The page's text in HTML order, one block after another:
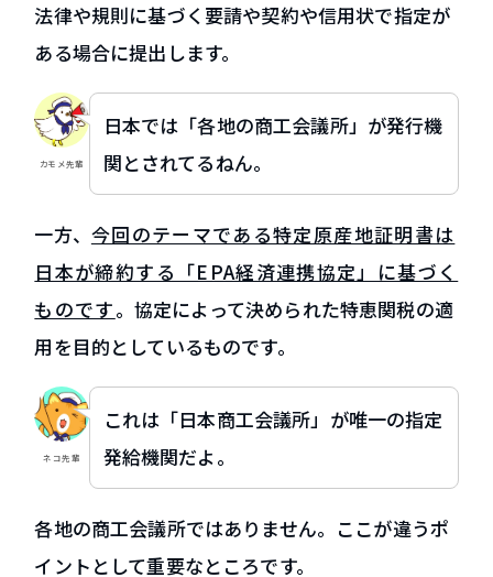
法律や規則に基づく要請や契約や信用状で指定が
ある場合に提出します。
カモメ先輩
日本では「各地の商工会議所」が発行機
関とされてるねん。
一方、 今回のテーマである特定原産地証明書は
日本が締約する「EPA経済連携協定」に基づく
ものです。協定によって決められた特恵関税の適
用を目的としているものです。
ネコ先輩
これは「日本商工会議所」が唯一の指定
発給機関だよ。
各地の商工会議所ではありません。ここが違うポ
イントとして重要なところです。